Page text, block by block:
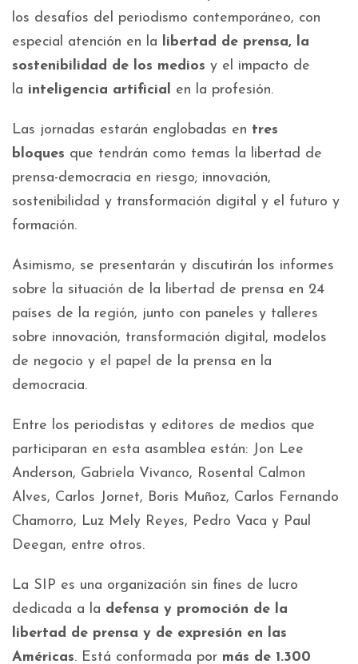
los desafíos del periodismo contemporáneo, con
especial atención en la libertad de prensa, la
sostenibilidad de los medios y el impacto de
la inteligencia artificial en la profesión.
Las jornadas estarán englobadas en tres
bloques que tendrán como temas la libertad de
prensa-democracia en riesgo; innovación,
sostenibilidad y transformación digital y el futuro y
formación.
Asimismo, se presentarán y discutirán los informes
sobre la situación de la libertad de prensa en 24
países de la región, junto con paneles y talleres
sobre innovación, transformación digital, modelos
de negocio y el papel de la prensa en la
democracia.
Entre los periodistas y editores de medios que
participaran en esta asamblea están: Jon Lee
Anderson, Gabriela Vivanco, Rosental Calmon
Alves, Carlos Jornet, Boris Muñoz, Carlos Fernando
Chamorro, Luz Mely Reyes, Pedro Vaca y Paul
Deegan, entre otros.
La SIP es una organización sin fines de lucro
dedicada a la defensa y promoción de la
libertad de prensa y de expresión en las
Américas. Está conformada por más de 1.300